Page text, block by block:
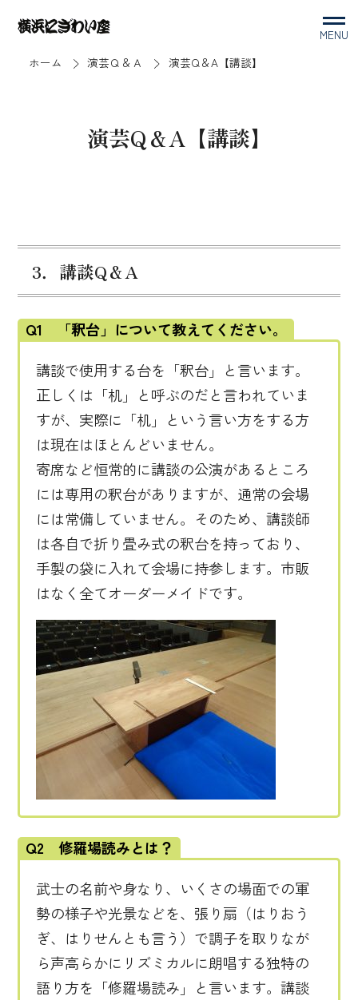
MENU
ホーム
演芸Ｑ＆Ａ 演芸Q＆A【講談】
演芸Q＆A【講談】
3．講談Q＆A
Q1 「釈台」について教えてください。
講談で使用する台を「釈台」と言います。
正しくは「机」と呼ぶのだと言われていま
すが、実際に「机」という言い方をする方
は現在はほとんどいません。
寄席など恒常的に講談の公演があるところ
には専用の釈台がありますが、通常の会場
には常備していません。そのため、講談師
は各自で折り畳み式の釈台を持っており、
手製の袋に入れて会場に持参します。市販
はなく全てオーダーメイドです。
Q2 修羅場読みとは？
武士の名前や身なり、いくさの場面での軍
勢の様子や光景などを、張り扇（はりおう
ぎ、はりせんとも言う）で調子を取りなが
ら声高らかにリズミカルに朗唱する独特の
語り方を「修羅場読み」と言います。講談